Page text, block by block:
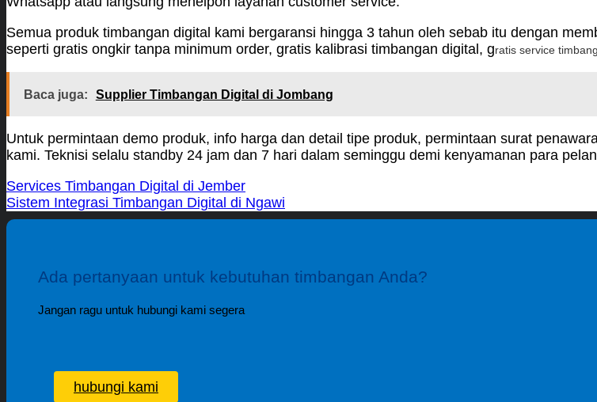
Semua produk timbangan digital kami bergaransi hingga 3 tahun oleh sebab itu dengan
seperti gratis ongkir tanpa minimum order, gratis kalibrasi timbangan digital, gratis service
Baca juga: Supplier Timbangan Digital di Jombang
Untuk permintaan demo produk, info harga dan detail tipe produk, permintaan surat
kami. Teknisi selalu standby 24 jam dan 7 hari dalam seminggu demi kenyamanan para
Services Timbangan Digital di Jember
Sistem Integrasi Timbangan Digital di Ngawi
Ada pertanyaan untuk kebutuhan timbangan Anda?
Jangan ragu untuk hubungi kami segera
hubungi kami